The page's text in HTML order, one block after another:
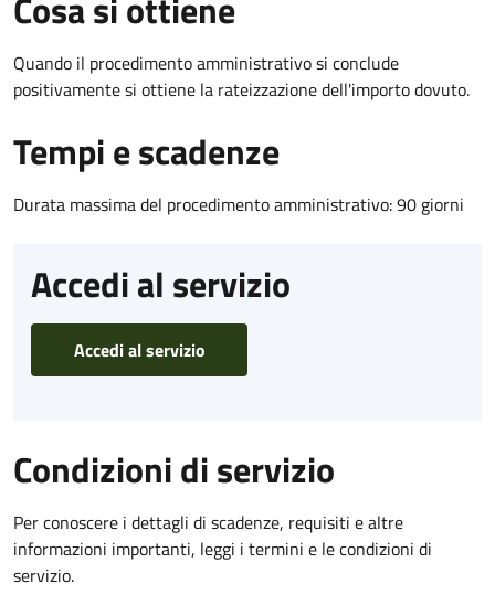
Quando il procedimento amministrativo si conclude
positivamente si ottiene la rateizzazione dell'importo dovuto.
Tempi e scadenze
Durata massima del procedimento amministrativo: 90 giorni
Accedi al servizio
Accedi al servizio
Condizioni di servizio
Per conoscere i dettagli di scadenze, requisiti e altre
informazioni importanti, leggi i termini e le condizioni di
servizio.